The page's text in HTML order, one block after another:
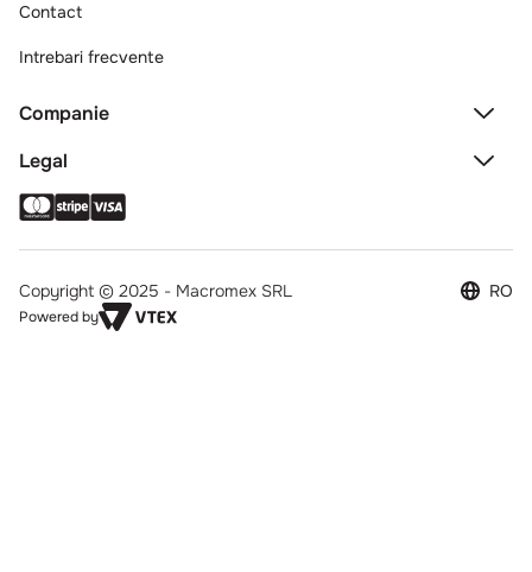
Contact
Intrebari frecvente
Companie
Legal
Copyright © 2025 - Macromex SRL
Powered by
RO